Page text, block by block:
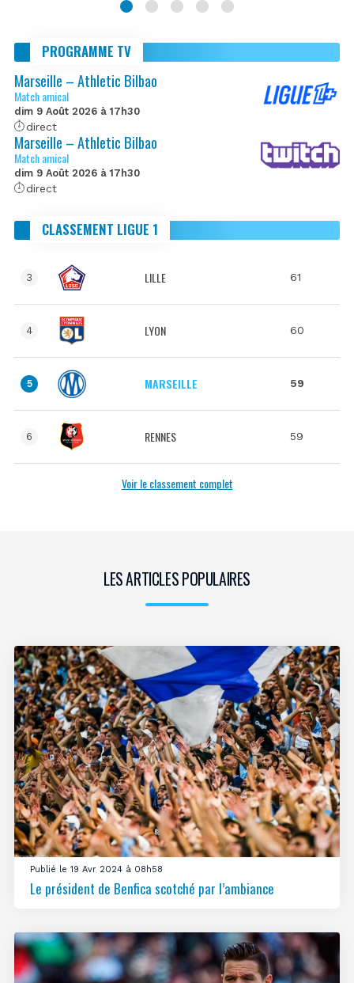
PROGRAMME TV
Marseille – Athletic Bilbao
Match amical
dim 9 Août 2026 à 17h30
direct
Marseille – Athletic Bilbao
Match amical
dim 9 Août 2026 à 17h30
direct
CLASSEMENT LIGUE 1
3 LILLE 61
4 LYON 60
5 MARSEILLE 59
6 RENNES 59
Voir le classement complet
LES ARTICLES POPULAIRES
Publié le 19 Avr 2024 à 08h58
Le président de Benfica scotché par l’ambiance